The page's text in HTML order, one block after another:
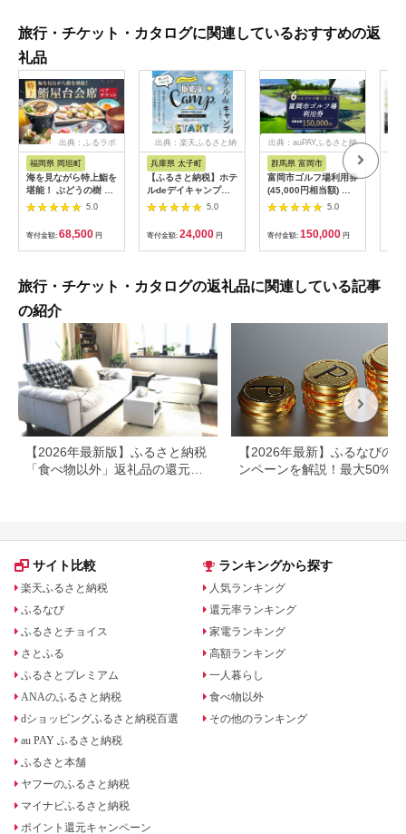
旅行・チケット・カタログに関連しているおすすめの返
礼品
出典：ふるラボ
福岡県 岡垣町
海を見ながら特上鮨を
堪能！ ぶどうの樹 鮨
屋台ペア お食事券 海
鮮 海 屋台 食事 ペア
福岡県 岡垣町
5.0
寄付金額: 68,500 円
出典：楽天ふるさと納
兵庫県 太子町
【ふるさと納税】ホテ
ルdeデイキャンプ体
験チケット
【1364991】
5.0
寄付金額: 24,000 円
出典：auPAYふるさと納
群馬県 富岡市
富岡市ゴルフ場利用券
(45,000円相当額) ゴ
ルフ チケット 平日 土
日 祝日 プレー券 関東
群馬県 首都圏 F20E-
382
5.0
寄付金額: 150,000 円
旅行・チケット・カタログの返礼品に関連している記事
の紹介
【2026年最新版】ふるさと納税
「食べ物以外」返礼品の還元率
【2026年最新】ふるなびの
ンペーンを解説！最大50%還
サイト比較
楽天ふるさと納税
ふるなび
ふるさとチョイス
さとふる
ふるさとプレミアム
ANAのふるさと納税
dショッピングふるさと納税百選
au PAY ふるさと納税
ふるさと本舗
ヤフーのふるさと納税
マイナビふるさと納税
ポイント還元キャンペーン
ランキングから探す
人気ランキング
還元率ランキング
家電ランキング
高額ランキング
一人暮らし
食べ物以外
その他のランキング